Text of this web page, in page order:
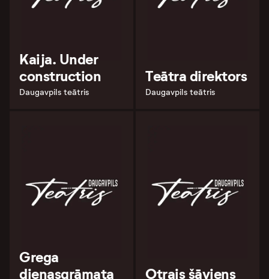
Kaija. Under
construction
Daugavpils teātris
Teātra direktors
Daugavpils teātris
Grega
dienasgrāmata
Otrais šāviens